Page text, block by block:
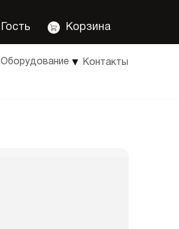
Гость Корзина
Оборудование Контакты